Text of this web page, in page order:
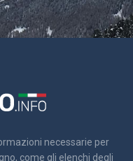
necessarie per
come gli elenchi degli